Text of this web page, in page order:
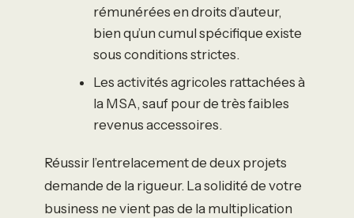
rémunérées en droits d’auteur,
bien qu’un cumul spécifique existe
sous conditions strictes.
Les activités agricoles rattachées à
la MSA, sauf pour de très faibles
revenus accessoires.
Réussir l’entrelacement de deux projets
demande de la rigueur. La solidité de votre
business ne vient pas de la multiplication